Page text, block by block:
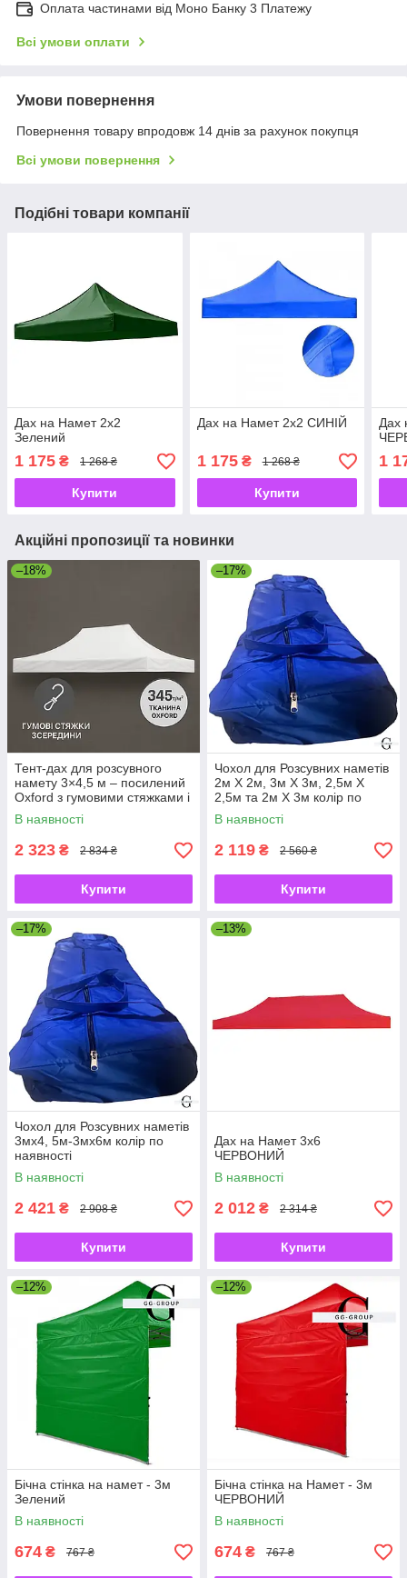
Оплата частинами від Моно Банку 3 Платежу
Всі умови оплати
Умови повернення
Повернення товару впродовж 14 днів за рахунок покупця
Всі умови повернення
Подібні товари компанії
Дах на Намет 2х2
Зелений
1 175 ₴ 1 268 ₴
Купити
Дах на Намет 2х2 СИНІЙ
1 175₴ 1 268 ₴
Купити
Дах
1
Акційні пропозиції та новинки
–18%
Тент-дах для розсувного
намету 3×4,5 м – посилений
Oxford з гумовими стяжками і
липучками
В наявності
2 323 ₴ 2 834 ₴
Купити
–17%
Чохол для Розсувних наметів
2м Х 2м, 3м Х 3м, 2,5м Х
2,5м та 2м Х 3м колір по
наявності
В наявності
2 119 ₴ 2 560 ₴
Купити
–17%
Чохол для Розсувних наметів
3мх4, 5м-3мх6м колір по
наявності
В наявності
2 421 ₴ 2 908 ₴
Купити
–13%
Дах на Намет 3х6
ЧЕРВОНИЙ
В наявності
2 012 ₴ 2 314 ₴
Купити
–12%
Бічна стінка на намет - 3м
Зелений
В наявності
674 ₴ 767 ₴
–12%
Бічна стінка на Намет - 3м
ЧЕРВОНИЙ
В наявності
674 ₴ 767 ₴